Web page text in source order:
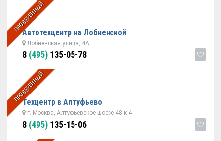
ПРОВЕРЕННЫЙ
Автотехцентр на Лобненской
Лобненская улица, 4А
8 (495) 135-05-78
ПРОВЕРЕННЫЙ
Техцентр в Алтуфьево
г. Москва, Алтуфьевское шоссе 48 к 4
8 (495) 135-15-06